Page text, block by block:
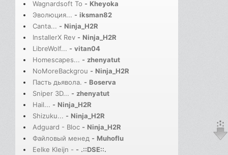
Wagnardsoft To - Kheyoka
Эволюция... - iksman82
Canta... - Ninja_H2R
InstallerX Rev - Ninja_H2R
LibreWolf... - vitan04
Homescapes... - zhenyatut
NoMoreBackgrou - Ninja_H2R
Пасть дьявола. - Boserva
Sniper 3D... - zhenyatut
Hail... - Ninja_H2R
Shizuku... - Ninja_H2R
Adguard - Bloc - Ninja_H2R
Файловый менед - Muhoflu
Eelke Kleijn - - .::DSE::.